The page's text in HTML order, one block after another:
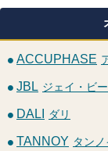
ACCUPHASE
JBL ジェイ・ビ
DALI ダリ
TANNOY タンノ